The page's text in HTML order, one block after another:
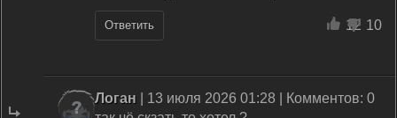
Ответить 12 10
Логан | 13 июля 2026 01:28 | Комментов: 0